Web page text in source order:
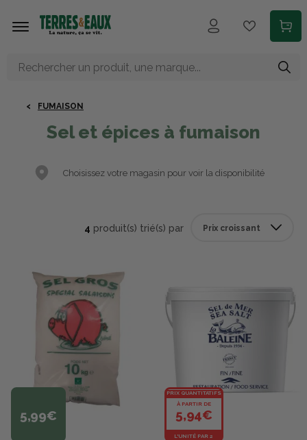
FUMAISON
Sel et épices à fumaison
Choisissez votre magasin pour voir la disponibilité
4 produit(s) trié(s) par
5,99€
PRIX QUANTITATIFS
À PARTIR DE
5,94€
L'UNITÉ PAR 2